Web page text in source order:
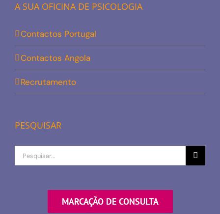
A SUA OFICINA DE PSICOLOGIA
Contactos Portugal
Contactos Angola
Recrutamento
PESQUISAR
Procurar
por
MARCAÇÃO DE CONSULTA